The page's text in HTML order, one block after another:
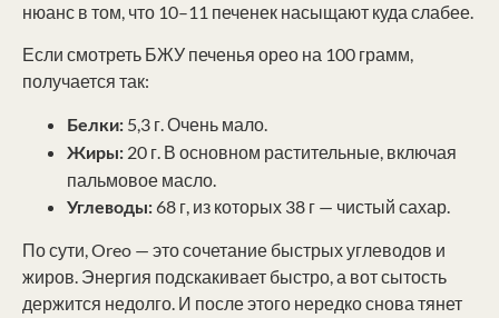
нюанс в том, что 10–11 печенек насыщают куда слабее.
Если смотреть БЖУ печенья орео на 100 грамм,
получается так:
Белки: 5,3 г. Очень мало.
Жиры: 20 г. В основном растительные, включая
пальмовое масло.
Углеводы: 68 г, из которых 38 г — чистый сахар.
По сути, Oreo — это сочетание быстрых углеводов и
жиров. Энергия подскакивает быстро, а вот сытость
держится недолго. И после этого нередко снова тянет